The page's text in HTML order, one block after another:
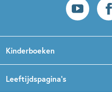
Kinderboeken
Leeftijdspagina’s